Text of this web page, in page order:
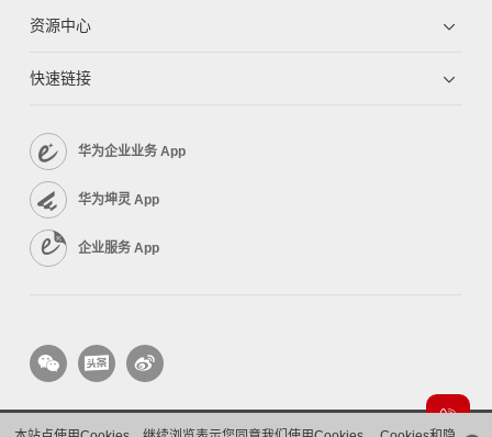
资源中心
快速链接
华为企业业务 App
华为坤灵 App
企业服务 App